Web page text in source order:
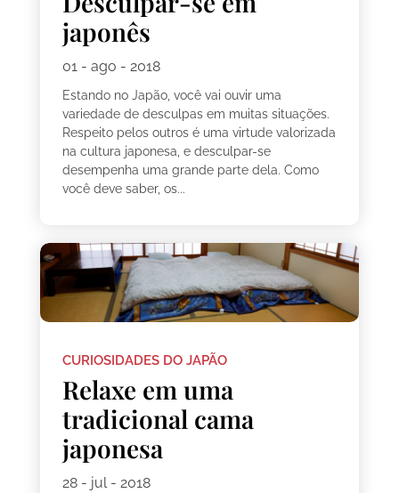
japonês
01 - ago - 2018
Estando no Japão, você vai ouvir uma
variedade de desculpas em muitas situações.
Respeito pelos outros é uma virtude valorizada
na cultura japonesa, e desculpar-se
desempenha uma grande parte dela. Como
você deve saber, os...
CURIOSIDADES DO JAPÃO
Relaxe em uma
tradicional cama
japonesa
28 - jul - 2018